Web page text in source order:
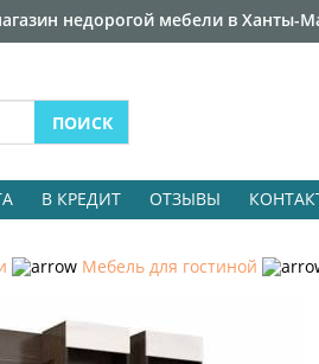
недорогой мебели в Ханты-
В КРЕДИТ ОТЗЫВЫ
Мебель для гостиной